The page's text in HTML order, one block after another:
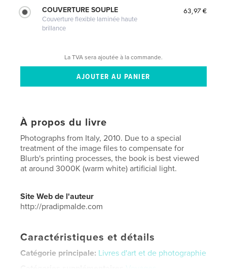
COUVERTURE SOUPLE
Couverture flexible laminée haute
brillance
63,97 €
La TVA sera ajoutée à la commande.
À propos du livre
Photographs from Italy, 2010. Due to a special
treatment of the image files to compensate for
Blurb's printing processes, the book is best viewed
at around 3000K (warm white) artificial light.
Site Web de l'auteur
http://pradipmalde.com
Caractéristiques et détails
Catégorie principale: Livres d'art et de photographie
Voyages